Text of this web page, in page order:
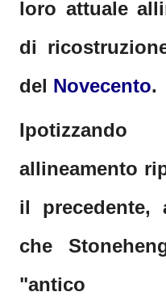
loro attuale
di
del Novecento.
allineamento
il precedente,
che